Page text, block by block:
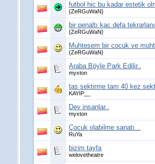
futbol hic bu kadar estetik
{ZeRGuWaN}
bir penaltı kac defa
{ZeRGuWaN}
Muhtesem bir cocuk ve
{ZeRGuWaN}
Araba Böyle Park Edilir..
myxton
tas sektirme tam 40 kez
KAYIP__
Dev insanlar..
myxton
Çocuk olabilme sanatı...
RuYa
bizim tayfa
welovetheatre